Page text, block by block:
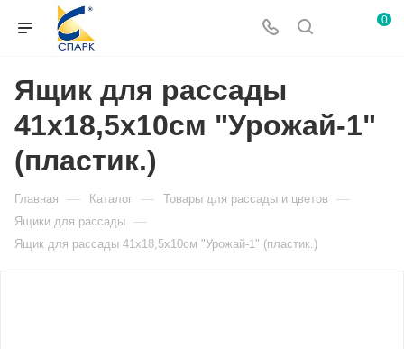
0
Ящик для рассады
41х18,5х10см "Урожай-1"
(пластик.)
Главная — Каталог — Товары для рассады и цветов —
Ящики для рассады —
Ящик для рассады 41х18,5х10см "Урожай-1" (пластик.)